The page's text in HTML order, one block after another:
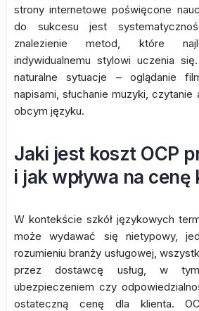
strony internetowe poświęcone
do sukcesu jest
znalezienie metod, które
indywidualnemu stylowi uczenia
naturalne sytuacje – oglądanie
napisami, słuchanie muzyki,
obcym języku.
Jaki jest koszt OCP
i jak wpływa na cenę
W kontekście szkół językowych
może wydawać się nietypowy,
rozumieniu branży usługowej,
przez dostawcę usług, w
ubezpieczeniem czy
ostateczną cenę dla klienta.